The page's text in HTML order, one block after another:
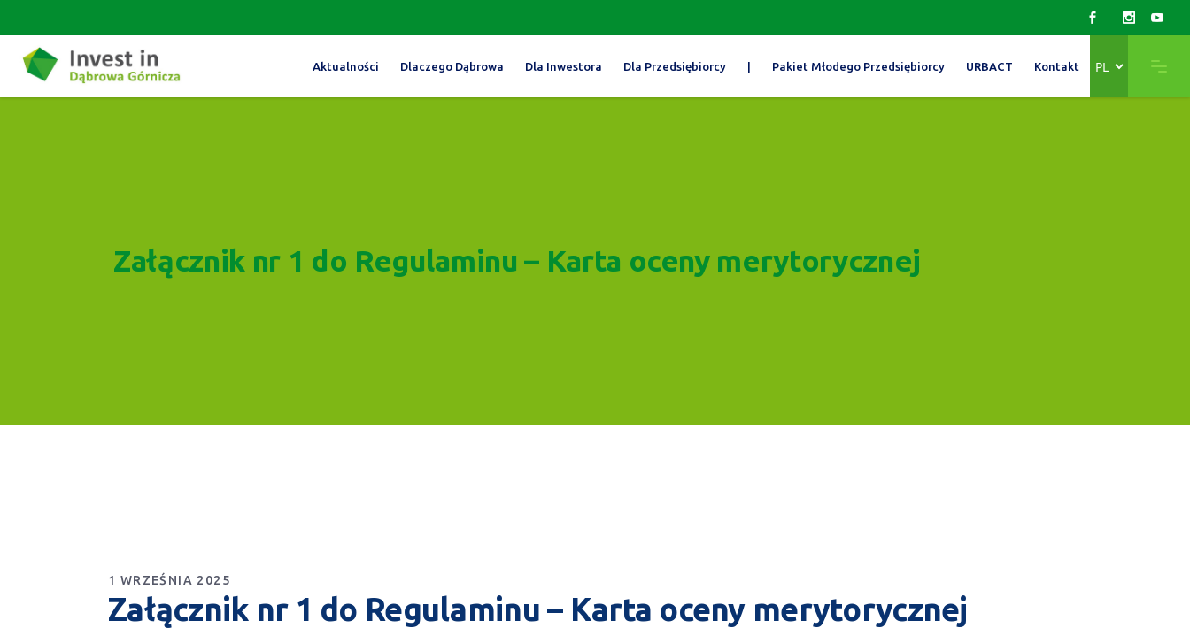
Aktualności Dlaczego Dąbrowa Dla Inwestora Dla Przedsiębiorcy | Pakiet Młodego Przedsiębiorcy URBACT Kontakt
język
Załącznik nr 1 do Regulaminu – Karta oceny merytorycznej
1 WRZEŚNIA 2025
Załącznik nr 1 do Regulaminu – Karta oceny merytorycznej